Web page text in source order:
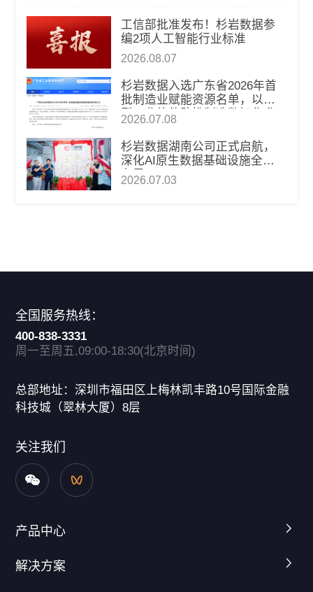
工信部批准发布！杉岩数据参
编2项人工智能行业标准
2026.08.07
杉岩数据入选广东省2026年首
批制造业赋能资源名单，以新
型工业软件助推制造数智化升
级
2026.07.08
杉岩数据湖南公司正式启航，
深化AI原生数据基础设施全国
布局
2026.07.03
全国服务热线：
400-838-3331
周一至周五,09:00-18:30(北京时间)
总部地址：深圳市福田区上梅林凯丰路10号国际金融
科技城（翠林大厦）8层
关注我们
产品中心
解决方案